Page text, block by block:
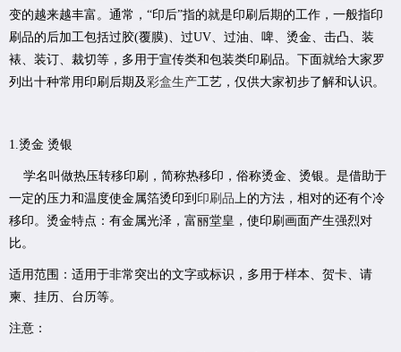
变的越来越丰富。通常，“印后”指的就是印刷后期的工作，一般指印
刷品的后加工包括过胶(覆膜)、过UV、过油、啤、烫金、击凸、装
裱、装订、裁切等，多用于宣传类和包装类印刷品。下面就给大家罗
列出十种常用印刷后期及彩盒生产工艺，仅供大家初步了解和认识。
1.烫金 烫银
学名叫做热压转移印刷，简称热移印，俗称烫金、烫银。是借助于
一定的压力和温度使金属箔烫印到 印刷品上的方法，相对的还有个冷
移印。烫金特点：有金属光泽，富丽堂皇，使印刷画面产生强烈对
比。
适用范围：适用于非常突出的文字或标识，多用于样本、贺卡、请
柬、挂历、台历等。
注意：